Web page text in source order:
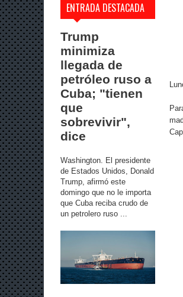
ENTRADA DESTACADA
Trump
minimiza
llegada de
petróleo ruso a
Cuba; "tienen
que
sobrevivir",
dice
Washington. El presidente
de Estados Unidos, Donald
Trump, afirmó este
domingo que no le importa
que Cuba reciba crudo de
un petrolero ruso ...